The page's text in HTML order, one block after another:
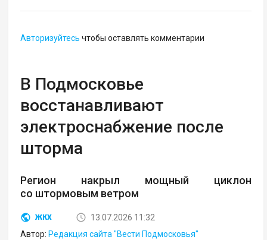
Авторизуйтесь чтобы оставлять комментарии
В Подмосковье
восстанавливают
электроснабжение после
шторма
Регион накрыл мощный циклон
со штормовым ветром
ЖКХ
13.07.2026 11:32
Автор: Редакция сайта "Вести Подмосковья"